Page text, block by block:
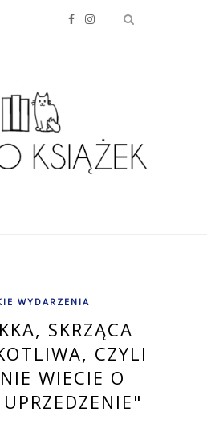
WYDARZENIA
SKRZĄCA
CZYLI
WIECIE O